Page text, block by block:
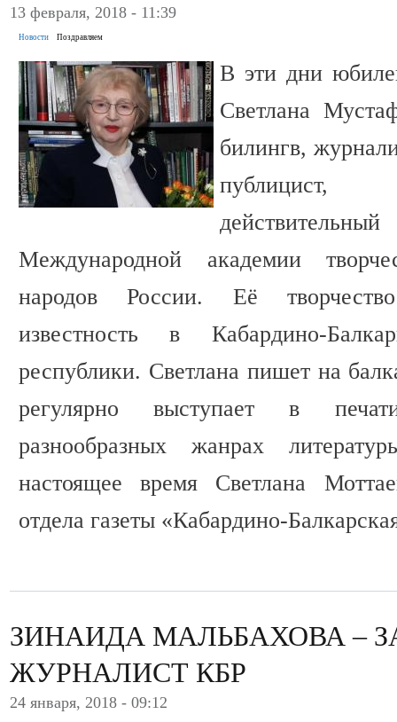
13 февраля, 2018 - 11:39
Новости Поздравляем
В эти дни
Светлана
билингв,
публицист,
Международной академии
народов России. Её
известность в Кабардино-
республики. Светлана пишет на
регулярно выступает в
разнообразных жанрах
настоящее время Светлана
отдела газеты «Кабардино-
ЗИНАИДА МАЛЬБАХОВА –
ЖУРНАЛИСТ КБР
24 января, 2018 - 09:12